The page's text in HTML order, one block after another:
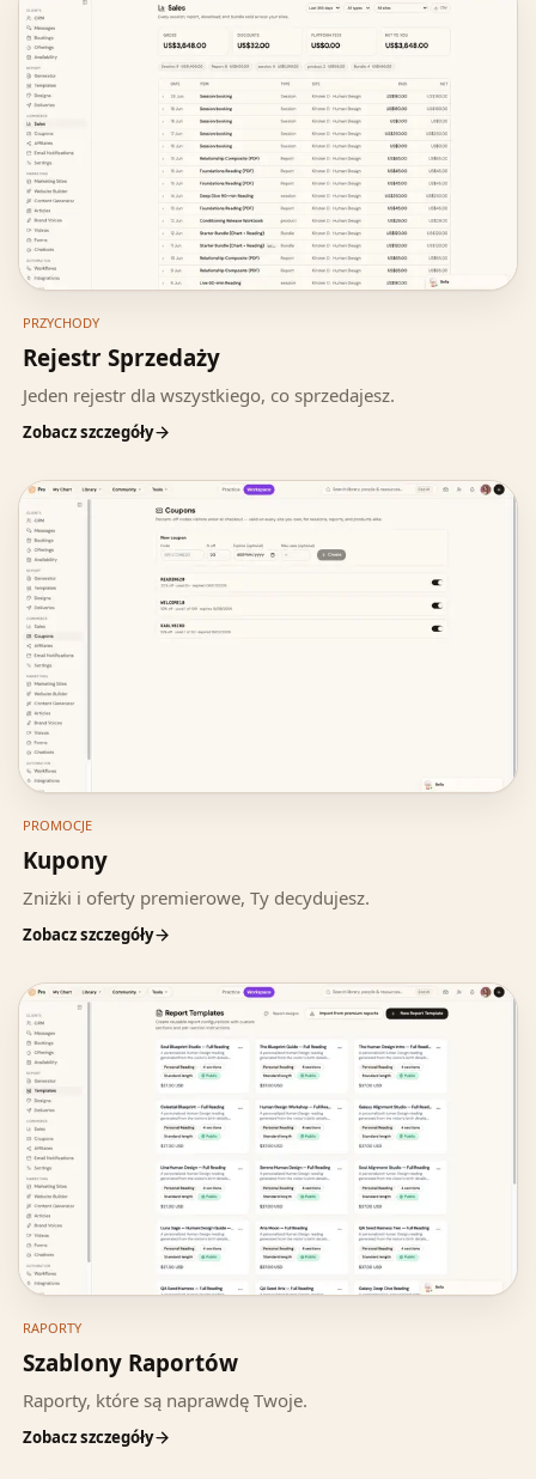
PRZYCHODY
Rejestr Sprzedaży
Jeden rejestr dla wszystkiego, co sprzedajesz.
Zobacz szczegóły
PROMOCJE
Kupony
Zniżki i oferty premierowe, Ty decydujesz.
Zobacz szczegóły
RAPORTY
Szablony Raportów
Raporty, które są naprawdę Twoje.
Zobacz szczegóły